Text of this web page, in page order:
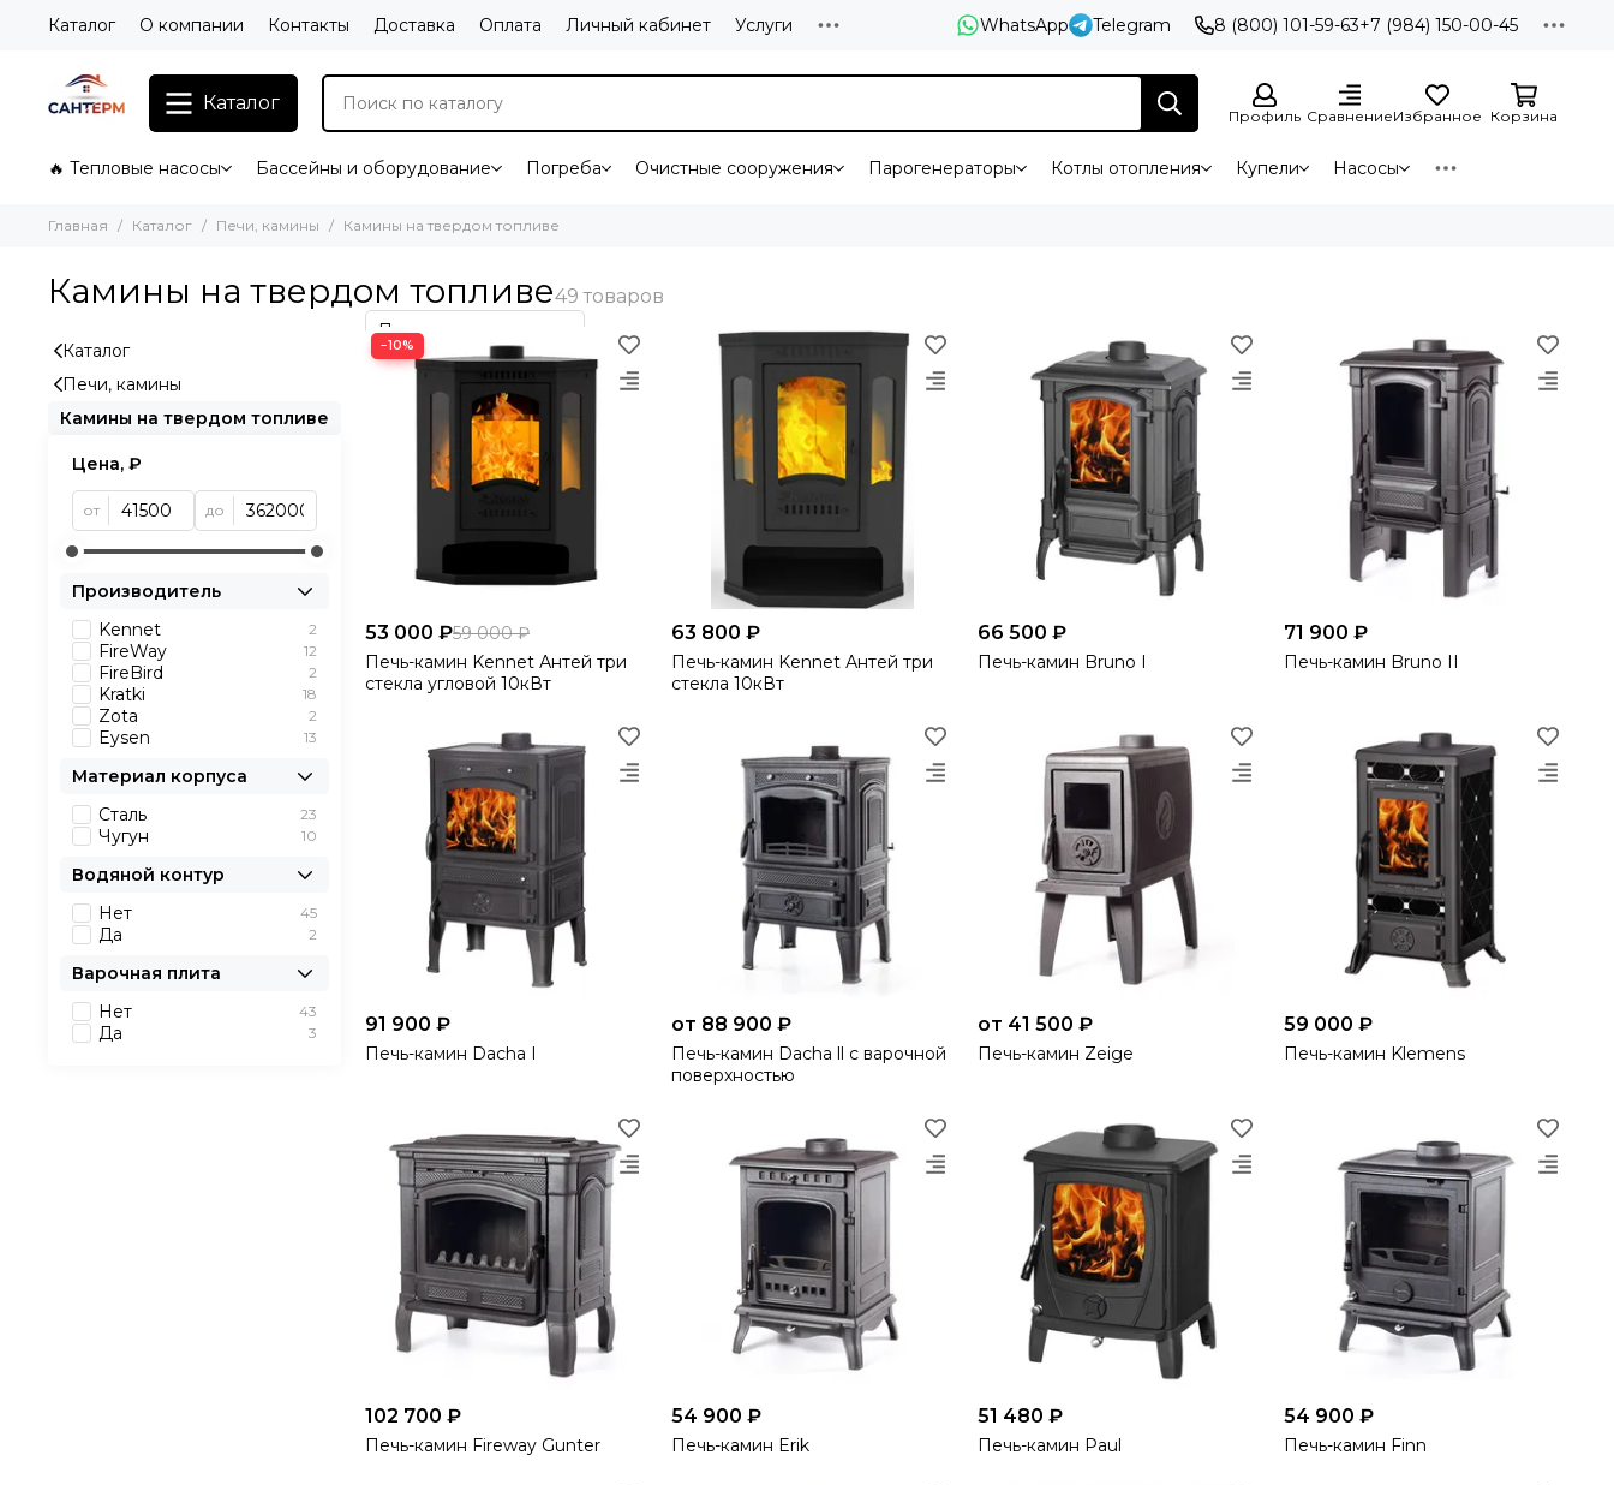
Каталог О компании Контакты Доставка Оплата Личный кабинет Услуги WhatsApp Telegram 8 (800) 101-59-63+7 (984) 150-00-45
Каталог
Профиль СравнениеИзбранное Корзина
🔥 Тепловые насосы Бассейны и оборудование Погреба Очистные сооружения Парогенераторы Котлы отопления Купели Насосы
Главная Каталог Печи, камины Камины на твердом топливе
Камины на твердом топливе
−10%
53 000 ₽59 000 ₽
Печь-камин Kennet Антей три
стекла угловой 10кВт
63 800 ₽
Печь-камин Kennet Антей три
стекла 10кВт
66 500 ₽
Печь-камин Bruno I
71 900 ₽
Печь-камин Bruno II
91 900 ₽
Печь-камин Dacha I
от 88 900 ₽
Печь-камин Dacha ll c варочной
поверхностью
от 41 500 ₽
Печь-камин Zeige
59 000 ₽
Печь-камин Klemens
102 700 ₽
Печь-камин Fireway Gunter
54 900 ₽
Печь-камин Erik
51 480 ₽
Печь-камин Paul
54 900 ₽
Печь-камин Finn
Каталог
Печи, камины
Камины на твердом топливе
Цена, ₽
от до
Производитель
Kennet
2
FireWay 12
FireBird 2
Kratki 18
Zota 2
Eysen 13
Материал корпуса
Сталь
23
Чугун 10
Водяной контур
Нет
45
Да 2
Варочная плита
Нет
43
Да 3